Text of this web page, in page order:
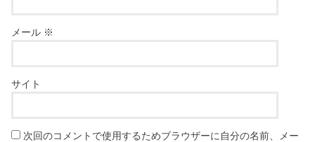
メール ※
サイト
次回のコメントで使用するためブラウザーに自分の名前、メー